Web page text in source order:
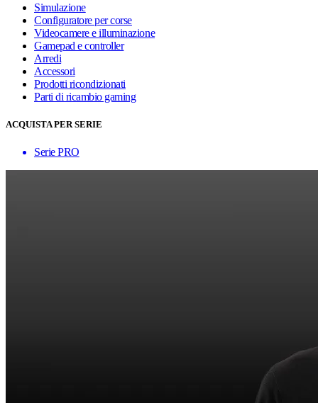
Simulazione
Configuratore per corse
Videocamere e illuminazione
Gamepad e controller
Arredi
Accessori
Prodotti ricondizionati
Parti di ricambio gaming
ACQUISTA PER SERIE
Serie PRO